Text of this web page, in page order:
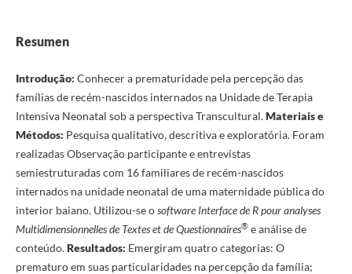
Resumen
Introdução: Conhecer a prematuridade pela percepção das
famílias de recém-nascidos internados na Unidade de Terapia
Intensiva Neonatal sob a perspectiva Transcultural.Materiais e
Métodos: Pesquisa qualitativo, descritiva e exploratória. Foram
realizadas Observação participante e entrevistas
semiestruturadas com 16 familiares de recém-nascidos
internados na unidade neonatal de uma maternidade pública do
interior baiano. Utilizou-se osoftware Interface de R pour analyses
Multidimensionnelles de Textes et de Questionnaires®e análise de
conteúdo.Resultados: Emergiram quatro categorias: O
prematuro em suas particularidades na percepção da família;